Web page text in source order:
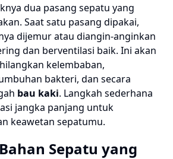
dua pasang sepatu yang
Saat satu pasang dipakai,
dijemur atau diangin-anginkan
dan berventilasi baik. Ini akan
kelembaban,
bakteri, dan secara
bau kaki. Langkah sederhana
jangka panjang untuk
keawetan sepatumu.
Sepatu yang